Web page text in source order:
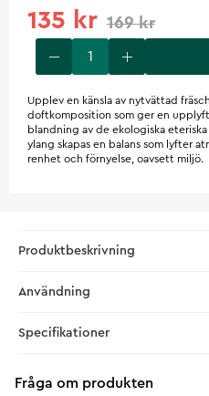
135 kr 169 kr
Upplev en känsla av nytvättad
doftkomposition som ger en
blandning av de ekologiska
ylang skapas en balans som lyfter
renhet och förnyelse, oavsett miljö.
Produktbeskrivning
Användning
Specifikationer
Fråga om produkten